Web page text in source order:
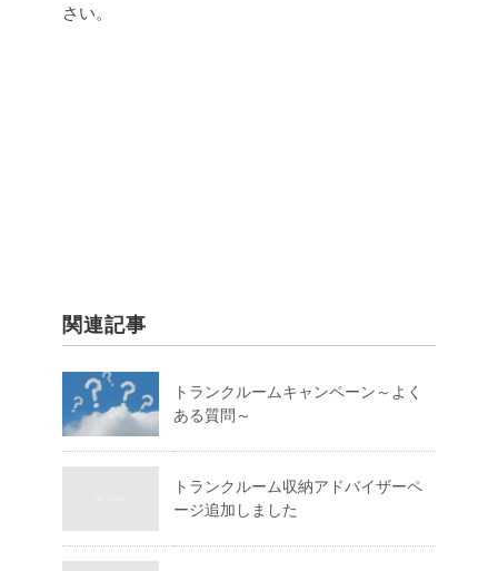
さい。
関連記事
トランクルームキャンペーン～よく
ある質問～
トランクルーム収納アドバイザーペ
ージ追加しました